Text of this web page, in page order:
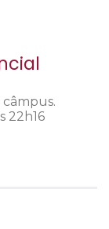
câmpus.
22h16